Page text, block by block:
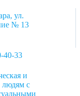
ул.
№ 13
40-33
и
людям с